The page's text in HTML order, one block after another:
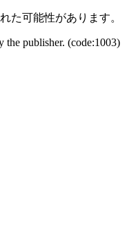
た可能性があります。
the publisher. (code:1003)